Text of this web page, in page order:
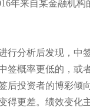
年来自某金融机
分析后发现，中
签概率更低的，或
后投资者的博彩倾
得更差。绩效变化